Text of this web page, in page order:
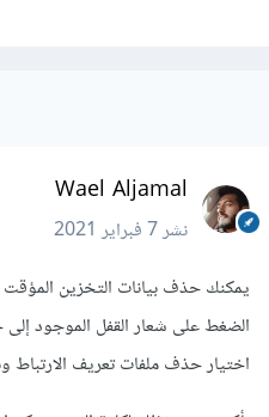
Wael Aljamal
نشر7 فبراير 2021
الضغط على شعار القفل الموجود
اختيار حذف ملفات تعريف الارتباط